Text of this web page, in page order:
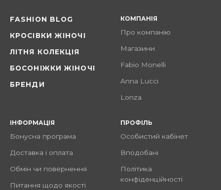
FASHION BLOG
КРОСІВКИ ЖІНОЧІ
ЛІТНЯ КОЛЕКЦІЯ
БОСОНІЖКИ ЖІНОЧІ
БРЕНДИ
КОМПАНІЯ
Про компанію
Магазини
Fabio Monelli
Anna Lucci
Lonza
ІНФОРМАЦІЯ
Бонусна програма
Доставка і оплата
Обмін чи повернення
Питання щодо якості
ПРОФІЛЬ
Особистий кабінет
Вподобані
Політика
конфіденційності